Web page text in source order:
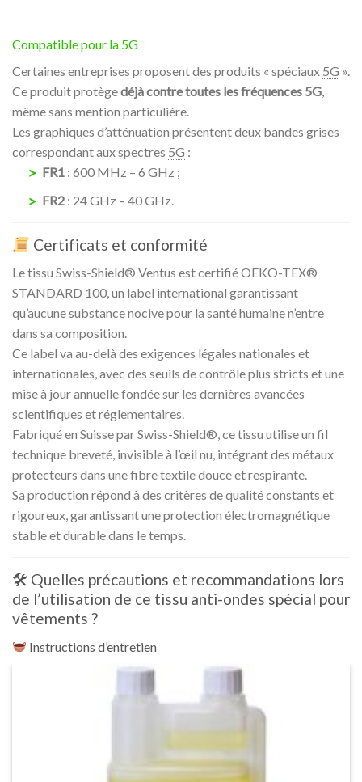
Compatible pour la 5G
Certaines entreprises proposent des produits « spéciaux 5G ».
Ce produit protègedéjà contre toutes les fréquences 5G,
même sans mention particulière.
Les graphiques d’atténuation présentent deux bandes grises
correspondant aux spectres 5G :
FR1: 600 MHz – 6 GHz ;
FR2: 24 GHz – 40 GHz.
Certificats et conformité
Le tissu Swiss-Shield® Ventus est certifié OEKO-TEX®
STANDARD 100, un label international garantissant
qu’aucune substance nocive pour la santé humaine n’entre
dans sa composition.
Ce label va au-delà des exigences légales nationales et
internationales, avec des seuils de contrôle plus stricts et une
mise à jour annuelle fondée sur les dernières avancées
scientifiques et réglementaires.
Fabriqué en Suisse par Swiss-Shield®, ce tissu utilise un fil
technique breveté, invisible à l’œil nu, intégrant des métaux
protecteurs dans une fibre textile douce et respirante.
Sa production répond à des critères de qualité constants et
rigoureux, garantissant une protection électromagnétique
stable et durable dans le temps.
🛠 Quelles précautions et recommandations lors
de l’utilisation de ce tissu anti-ondes spécial pour
vêtements ?
Instructions d’entretien